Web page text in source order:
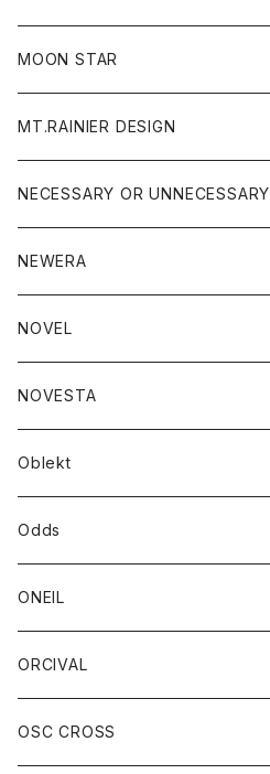
フリース
ジャケット
ニット
パンツ
帽子
MOON STAR
MT.RAINIER DESIGN
アウター
コート
ジャケット
アクセサリー
バッグ
グッズ
ウォレット
靴
トップス
ジャケット
シャツ
ボトム
ショートパンツ
パンツ
レディース
シャツ
Tシャツ
NECESSARY OR UNNECESSARY
アウター
コート
ジャケット
アクセサリー
バッグ
ブレスレット
グッズ
靴
ストール/マフラー
トップス
シャツ
シャツジャケット
ボトム
ショートパンツ
ジーンズ
NEWERA
帽子
NOVEL
トップス
カットソー
スエット
ボトム
NOVESTA
Oblekt
ボトム
ショートパンツ
パンツ
レディース
ボトム
Odds
帽子
ONEIL
スカート
ORCIVAL
アウター
OSC CROSS